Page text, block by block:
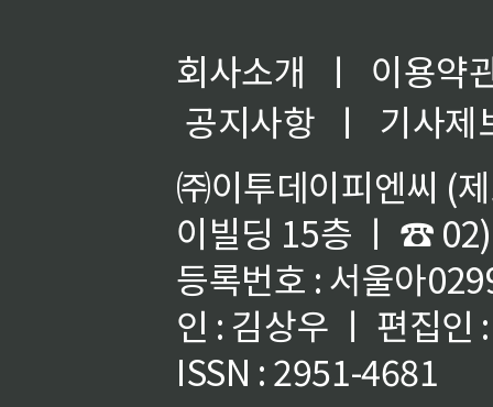
회사소개 ㅣ
이용약
공지사항
ㅣ
기사제
㈜이투데이피엔씨 (
이빌딩 15층 ㅣ ☎
등록번호 : 서울아
인 : 김상우 ㅣ 편집인
ISSN : 2951-4681